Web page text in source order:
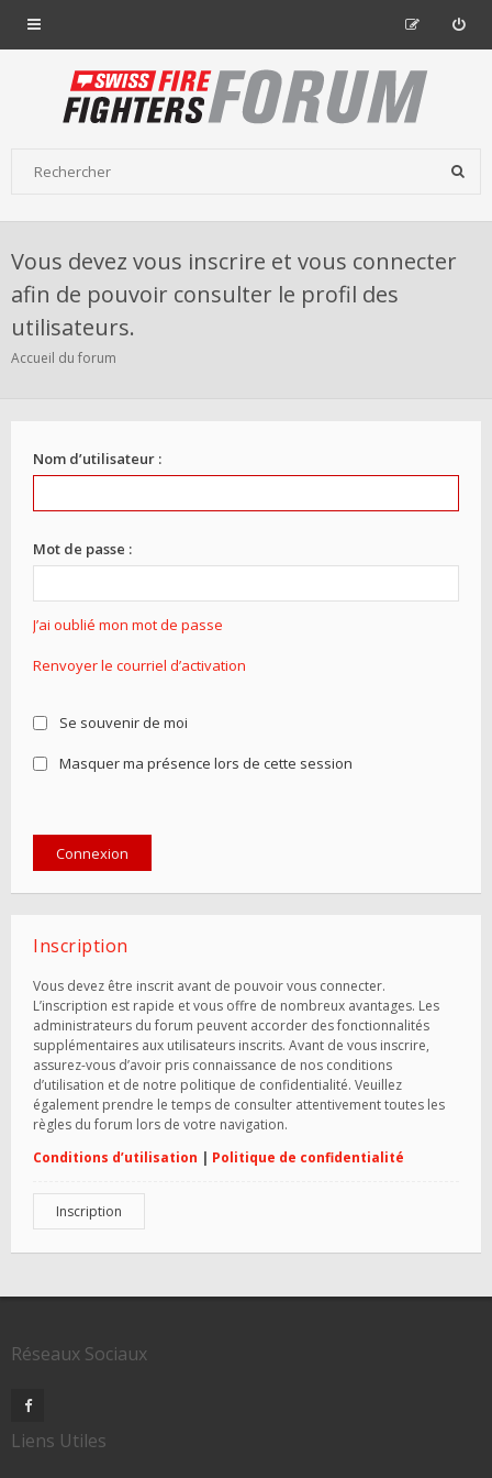
Vous devez vous inscrire et vous connecter
afin de pouvoir consulter le profil des
utilisateurs.
Accueil du forum
Nom d’utilisateur :
Mot de passe :
J’ai oublié mon mot de passe
Renvoyer le courriel d’activation
Se souvenir de moi
Masquer ma présence lors de cette session
Inscription
Vous devez être inscrit avant de pouvoir vous connecter.
L’inscription est rapide et vous offre de nombreux avantages. Les
administrateurs du forum peuvent accorder des fonctionnalités
supplémentaires aux utilisateurs inscrits. Avant de vous inscrire,
assurez-vous d’avoir pris connaissance de nos conditions
d’utilisation et de notre politique de confidentialité. Veuillez
également prendre le temps de consulter attentivement toutes les
règles du forum lors de votre navigation.
Conditions d’utilisation | Politique de confidentialité
Inscription
Réseaux Sociaux
Liens Utiles